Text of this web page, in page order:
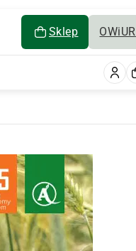
Sklep OWiUR